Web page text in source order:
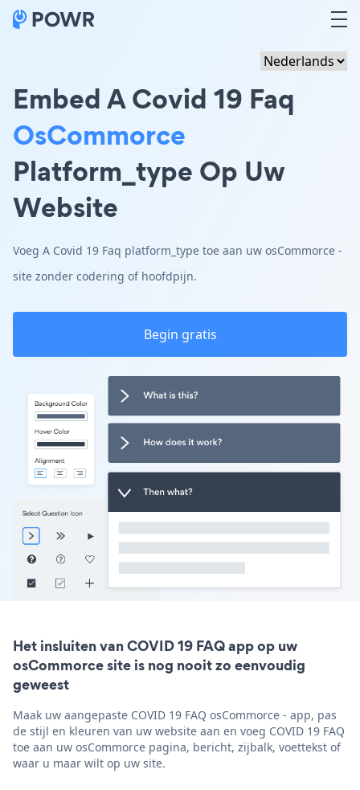
Embed A Covid 19 Faq
OsCommorce
Platform_type Op Uw
Website
Voeg A Covid 19 Faq platform_type toe aan uw osCommorce -
site zonder codering of hoofdpijn.
Begin gratis
Het insluiten van COVID 19 FAQ app op uw
osCommorce site is nog nooit zo eenvoudig
geweest
Maak uw aangepaste COVID 19 FAQ osCommorce - app, pas
de stijl en kleuren van uw website aan en voeg COVID 19 FAQ
toe aan uw osCommorce pagina, bericht, zijbalk, voettekst of
waar u maar wilt op uw site.